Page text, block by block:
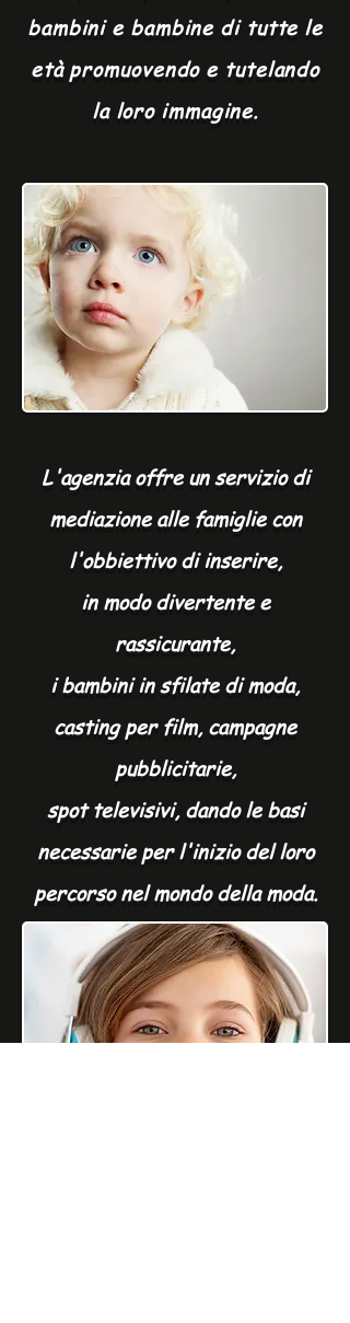
bambini e bambine di tutte le
età promuovendo e tutelando
la loro immagine.
L'agenzia offre un servizio di
mediazione alle famiglie con
l'obbiettivo di inserire,
in modo divertente e
rassicurante,
i bambini in sfilate di moda,
casting per film, campagne
pubblicitarie,
spot televisivi, dando le basi
necessarie per l'inizio del loro
percorso nel mondo della moda.